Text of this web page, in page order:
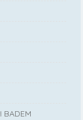
BADEM